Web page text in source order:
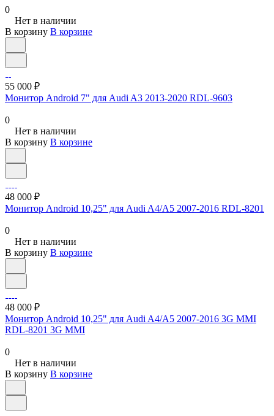
0
Нет в наличии
В корзину В корзине
55 000 ₽
Монитор Android 7" для Audi A3 2013-2020 RDL-9603
0
Нет в наличии
В корзину В корзине
48 000 ₽
Монитор Android 10,25" для Audi A4/A5 2007-2016 RDL-8201
0
Нет в наличии
В корзину В корзине
48 000 ₽
Монитор Android 10,25" для Audi A4/A5 2007-2016 3G MMI
RDL-8201 3G MMI
0
Нет в наличии
В корзину В корзине